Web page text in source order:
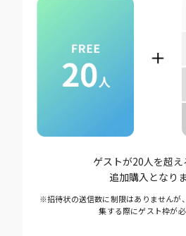
ゲストが20人を超
追加購入となりま
※招待状の送信数に制限はありませんが
集する際にゲスト枠が必